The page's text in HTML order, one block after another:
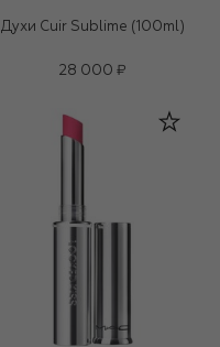
Духи Cuir Sublime (100ml)
28 000 ₽